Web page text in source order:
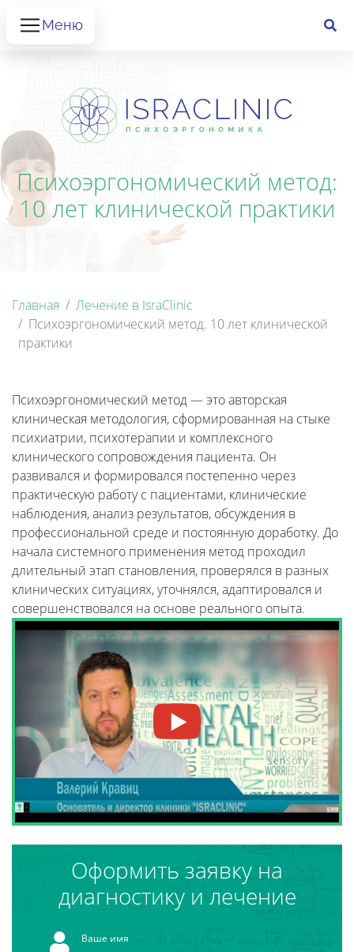
Меню
Психоэргономический метод:
10 лет клинической практики
Главная
Лечение в IsraClinic
Психоэргономический метод. 10 лет клинической
практики
Психоэргономический метод — это авторская
клиническая методология, сформированная на стыке
психиатрии, психотерапии и комплексного
клинического сопровождения пациента. Он
развивался и формировался постепенно через
практическую работу с пациентами, клинические
наблюдения, анализ результатов, обсуждения в
профессиональной среде и постоянную доработку. До
начала системного применения метод проходил
длительный этап становления, проверялся в разных
клинических ситуациях, уточнялся, адаптировался и
совершенствовался на основе реального опыта.
Оформить заявку на
диагностику и лечение